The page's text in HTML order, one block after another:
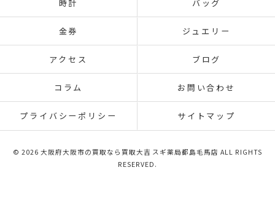
時計 バッグ
金券 ジュエリー
アクセス ブログ
コラム お問い合わせ
プライバシーポリシー サイトマップ
© 2026 大阪府大阪市の買取なら買取大吉 スギ薬局都島毛馬店 ALL RIGHTS
RESERVED.